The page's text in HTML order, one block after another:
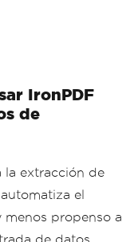
IronPDF
de
la extracción de
el
menos propenso a
de datos